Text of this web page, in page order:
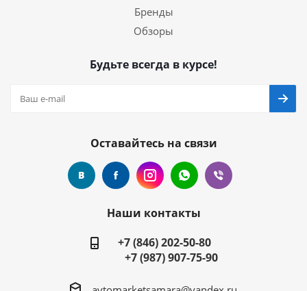
Бренды
Обзоры
Будьте всегда в курсе!
Оставайтесь на связи
Наши контакты
+7 (846) 202-50-80
+7 (987) 907-75-90